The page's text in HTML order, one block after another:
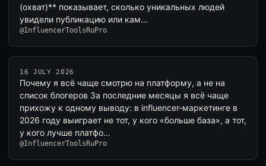
(охват)** показывает, сколько уникальных людей
увидели публикацию или кам…
@InfluencerToolsRuPro
16 JULY 2026
Почему я всё чаще смотрю на платформу, а не на
список блогеров За последние месяцы я всё чаще
прихожу к одному выводу: в influencer-маркетинге в
2026 году выиграет не тот, у кого «больше база», а тот,
у кого лучше платфо…
@InfluencerToolsRuPro